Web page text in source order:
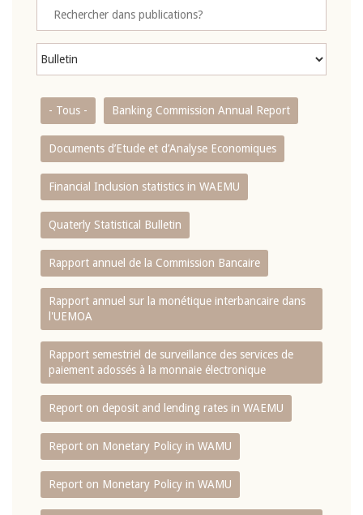
- Tous - Banking Commission Annual Report
Documents d’Etude et d’Analyse Economiques
Financial Inclusion statistics in WAEMU
Quaterly Statistical Bulletin
Rapport annuel de la Commission Bancaire
Rapport annuel sur la monétique interbancaire dans
l'UEMOA
Rapport semestriel de surveillance des services de
paiement adossés à la monnaie électronique
Report on deposit and lending rates in WAEMU
Report on Monetary Policy in WAMU
Report on Monetary Policy in WAMU